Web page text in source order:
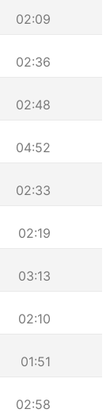
02:09
02:36
02:48
04:52
02:33
02:19
03:13
02:10
01:51
02:58